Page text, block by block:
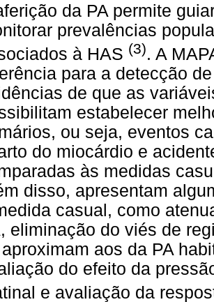
da PA permite
prevalências
à HAS (3). A
para a detecção
de que as
estabelecer
ou seja, eventos
do miocárdio e
às medidas
disso, apresentam
casual, como
eliminação do viés de
aos da PA
do efeito da
e avaliação da